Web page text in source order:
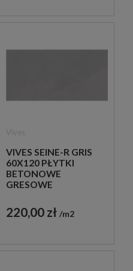
VIVES SEINE-R GRIS
60X120 PŁYTKI
BETONOWE
GRESOWE
220,00 zł m2